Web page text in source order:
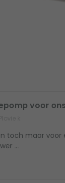
voor
toch maar
...